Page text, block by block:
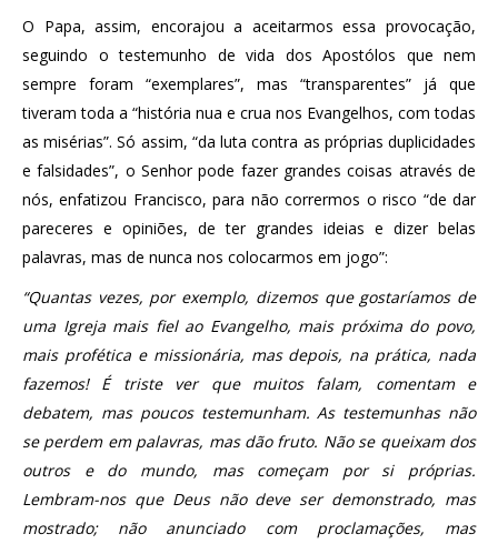
O Papa, assim, encorajou a aceitarmos essa provocação,
seguindo o testemunho de vida dos Apostólos que nem
sempre foram “exemplares”, mas “transparentes” já que
tiveram toda a “história nua e crua nos Evangelhos, com todas
as misérias”. Só assim, “da luta contra as próprias duplicidades
e falsidades”, o Senhor pode fazer grandes coisas através de
nós, enfatizou Francisco, para não corrermos o risco “de dar
pareceres e opiniões, de ter grandes ideias e dizer belas
palavras, mas de nunca nos colocarmos em jogo”:
“Quantas vezes, por exemplo, dizemos que gostaríamos de
uma Igreja mais fiel ao Evangelho, mais próxima do povo,
mais profética e missionária, mas depois, na prática, nada
fazemos! É triste ver que muitos falam, comentam e
debatem, mas poucos testemunham. As testemunhas não
se perdem em palavras, mas dão fruto. Não se queixam dos
outros e do mundo, mas começam por si próprias.
Lembram-nos que Deus não deve ser demonstrado, mas
mostrado; não anunciado com proclamações, mas